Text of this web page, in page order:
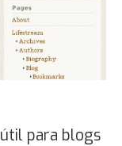
para blogs